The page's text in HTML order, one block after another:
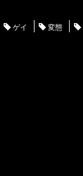
ゲイ 変態